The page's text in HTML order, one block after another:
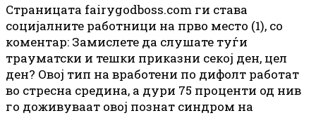
Страницата fairygodboss.com ги става
социјалните работници на прво место (1), со
коментар: Замислете да слушате туѓи
трауматски и тешки приказни секој ден, цел
ден? Овој тип на вработени по дифолт работат
во стресна средина, а дури 75 проценти од нив
го доживуваат овој познат синдром на